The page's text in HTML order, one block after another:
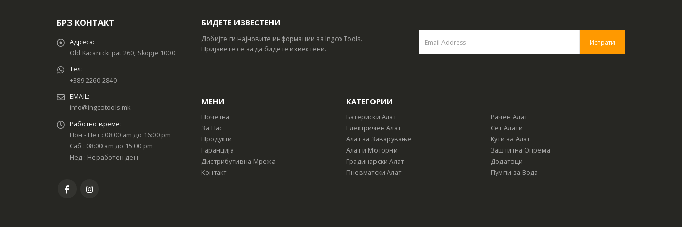
БРЗ КОНТАКТ
Адреса:
Old Kacanicki pat 260, Skopje 1000
Тел:
+389 2260 2840
EMAIL:
info@ingcotools.mk
Работно време:
Пон - Пет : 08:00 am до 16:00 pm
Саб : 08:00 am до 15:00 pm
Нед : Неработен ден
БИДЕТЕ ИЗВЕСТЕНИ
Добијте ги најновите информации за Ingco Tools.
Пријавете се за да бидете известени.
МЕНИ
Почетна
За Нас
Продукти
Гаранција
Дистрибутивна Мрежа
Контакт
КАТЕГОРИИ
Батериски Алат
Електричен Алат
Алат за Заварување
Алат и Моторни
Градинарски Алат
Пневматски Алат
Рачен Алат
Сет Алати
Кути за Алат
Заштитна Опрема
Додатоци
Пумпи за Вода